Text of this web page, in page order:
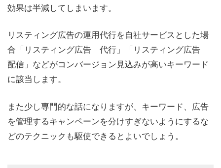
効果は半減してしまいます。
リスティング広告の運用代行を自社サービスとした場
合「リスティング広告 代行」「リスティング広告
配信」などがコンバージョン見込みが高いキーワード
に該当します。
また少し専門的な話になりますが、キーワード、広告
を管理するキャンペーンを分けすぎないようにするな
どのテクニックも駆使できるとよいでしょう。